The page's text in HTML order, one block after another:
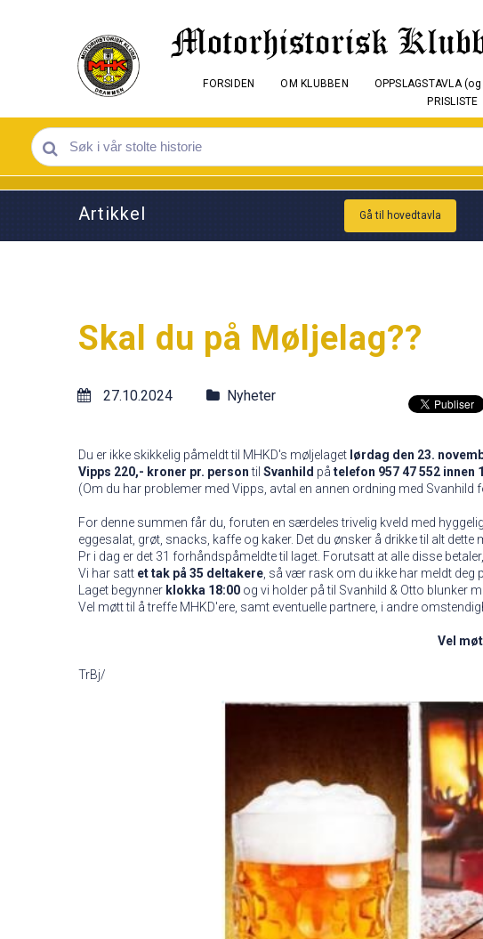
FORSIDEN OM KLUBBEN OPPSLAGSTAVLA
PRISLISTE
Artikkel Gå til hovedtavla
Skal du på Møljelag??
27.10.2024 Nyheter
Du er ikke skikkelig påmeldt til MHKD's møljelaget lørdag den 23.
Vipps 220,- kroner pr. persontil Svanhild på telefon 957 47 552 innen
(Om du har problemer med Vipps, avtal en annen ordning med Svanhild
For denne summen får du, foruten en særdeles trivelig kveld med
eggesalat, grøt, snacks, kaffe og kaker. Det du ønsker å drikke til alt dette
Pr i dag er det 31 forhåndspåmeldte til laget. Forutsatt at alle disse
Vi har satt et tak på 35 deltakere , så vær rask om du ikke har meldt deg
Laget begynner klokka 18:00 og vi holder på til Svanhild & Otto blunker
Vel møtt til å treffe MHKD'ere, samt eventuelle partnere, i andre
Vel
TrBj/